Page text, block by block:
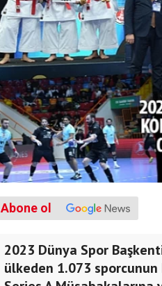
Abone ol
2023 Dünya Spor
ülkeden 1.073 sporcunun